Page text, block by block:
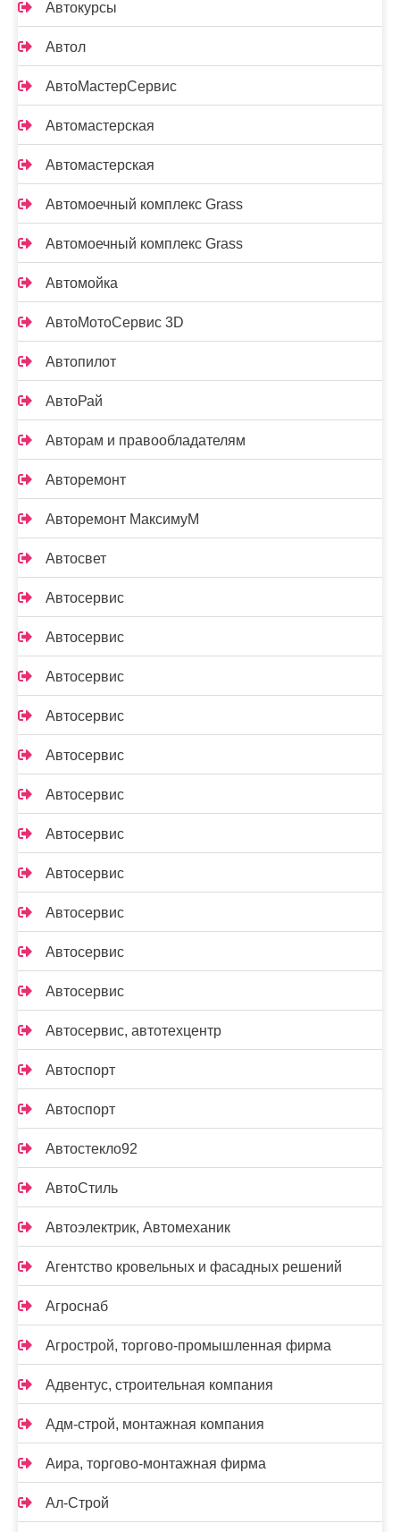
Автокурсы
Автол
АвтоМастерСервис
Автомастерская
Автомастерская
Автомоечный комплекс Grass
Автомоечный комплекс Grass
Автомойка
АвтоМотоСервис 3D
Автопилот
АвтоРай
Авторам и правообладателям
Авторемонт
Авторемонт МаксимуМ
Автосвет
Автосервис
Автосервис
Автосервис
Автосервис
Автосервис
Автосервис
Автосервис
Автосервис
Автосервис
Автосервис
Автосервис
Автосервис, автотехцентр
Автоспорт
Автоспорт
Автостекло92
АвтоСтиль
Автоэлектрик, Автомеханик
Агентство кровельных и фасадных решений
Агроснаб
Агрострой, торгово-промышленная фирма
Адвентус, строительная компания
Адм-строй, монтажная компания
Аира, торгово-монтажная фирма
Ал-Строй